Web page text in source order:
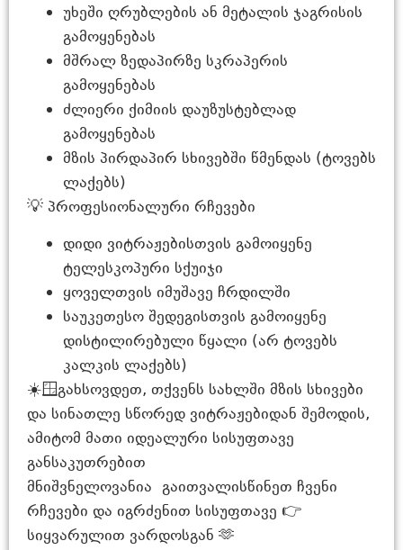
უხეში ღრუბლების ან მეტალის ჯაგრისის
გამოყენებას
მშრალ ზედაპირზე სკრაპერის
გამოყენებას
ძლიერი ქიმიის დაუზუსტებლად
გამოყენებას
მზის პირდაპირ სხივებში წმენდას (ტოვებს
ლაქებს)
💡 პროფესიონალური რჩევები
დიდი ვიტრაჟებისთვის გამოიყენე
ტელესკოპური სქუიჯი
ყოველთვის იმუშავე ჩრდილში
საუკეთესო შედეგისთვის გამოიყენე
დისტილირებული წყალი (არ ტოვებს
კალკის ლაქებს)
☀️🪟გახსოვდეთ, თქვენს სახლში მზის სხივები
და სინათლე სწორედ ვიტრაჟებიდან შემოდის,
ამიტომ მათი იდეალური სისუფთავე
განსაკუთრებით
მნიშვნელოვანია გაითვალისწინეთ ჩვენი
რჩევები და იგრძენით სისუფთავე 👉
სიყვარულით ვარდოსგან 🫶